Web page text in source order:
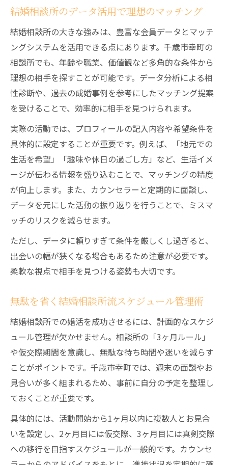
結婚相談所のデータ活用で理想のマッチング
結婚相談所の大きな強みは、豊富な会員データとマッチ
ングシステムを活用できる点にあります。千歳市幸町の
相談所でも、年齢や職業、価値観など多角的な条件から
理想の相手を探すことが可能です。データ分析による相
性診断や、過去の成婚事例を参考にしたマッチング提案
を受けることで、効率的に相手を見つけられます。
実際の活動では、プロフィールの記入内容や希望条件を
具体的に設定することが重要です。例えば、「地元での
生活を希望」「趣味や休日の過ごし方」など、生活イメ
ージが伝わる情報を盛り込むことで、マッチングの精度
が向上します。また、カウンセラーと定期的に面談し、
データを元にした活動の振り返りを行うことで、ミスマ
ッチのリスクを減らせます。
ただし、データに頼りすぎて条件を厳しくし過ぎると、
出会いの幅が狭くなる場合もあるため注意が必要です。
柔軟な視点で相手を見つける姿勢も大切です。
無駄を省く結婚相談所流スケジュール管理術
結婚相談所での婚活を成功させるには、計画的なスケジ
ュール管理が欠かせません。相談所の「3ヶ月ルール」
や仮交際期間を意識し、無駄な待ち時間や迷いを減らす
ことがポイントです。千歳市幸町では、週末の面談やお
見合いが多く組まれるため、事前に自分の予定を整理し
ておくことが重要です。
具体的には、活動開始から1ヶ月以内に複数人とお見合
いを設定し、2ヶ月目には仮交際、3ヶ月目には真剣交際
への移行を目指すスケジュールが一般的です。カウンセ